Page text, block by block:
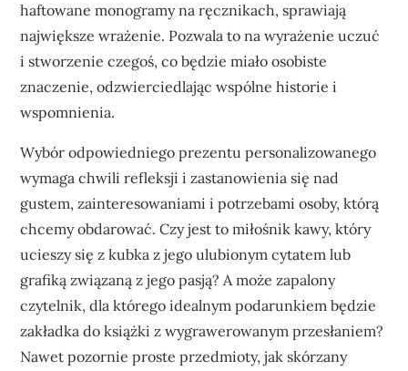
haftowane monogramy na ręcznikach, sprawiają
największe wrażenie. Pozwala to na wyrażenie uczuć
i stworzenie czegoś, co będzie miało osobiste
znaczenie, odzwierciedlając wspólne historie i
wspomnienia.
Wybór odpowiedniego prezentu personalizowanego
wymaga chwili refleksji i zastanowienia się nad
gustem, zainteresowaniami i potrzebami osoby, którą
chcemy obdarować. Czy jest to miłośnik kawy, który
ucieszy się z kubka z jego ulubionym cytatem lub
grafiką związaną z jego pasją? A może zapalony
czytelnik, dla którego idealnym podarunkiem będzie
zakładka do książki z wygrawerowanym przesłaniem?
Nawet pozornie proste przedmioty, jak skórzany